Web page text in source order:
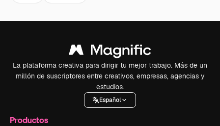
La plataforma creativa para dirigir tu mejor trabajo. Más de un
millón de suscriptores entre creativos, empresas, agencias y
estudios.
Español
Productos